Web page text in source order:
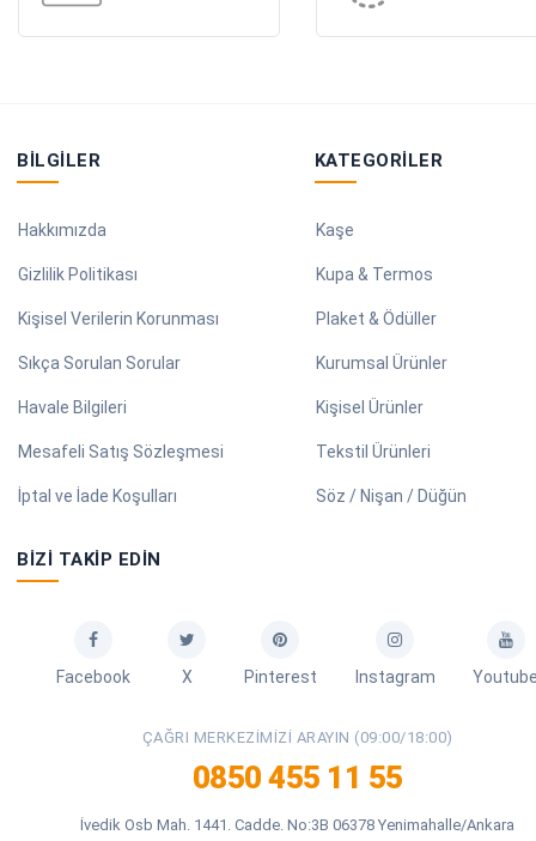
BILGILER
Hakkımızda
Gizlilik Politikası
Kişisel Verilerin Korunması
Sıkça Sorulan Sorular
Havale Bilgileri
Mesafeli Satış Sözleşmesi
İptal ve İade Koşulları
KATEGORILER
Kaşe
Kupa & Termos
Plaket & Ödüller
Kurumsal Ürünler
Kişisel Ürünler
Tekstil Ürünleri
Söz / Nişan / Düğün
BIZI TAKIP EDIN
Facebook X Pinterest Instagram
ÇAĞRI MERKEZIMIZI ARAYIN (09:00/18:00)
0850 455 11 55
İvedik Osb Mah. 1441. Cadde. No:3B 06378 Yenimahalle/Ankara